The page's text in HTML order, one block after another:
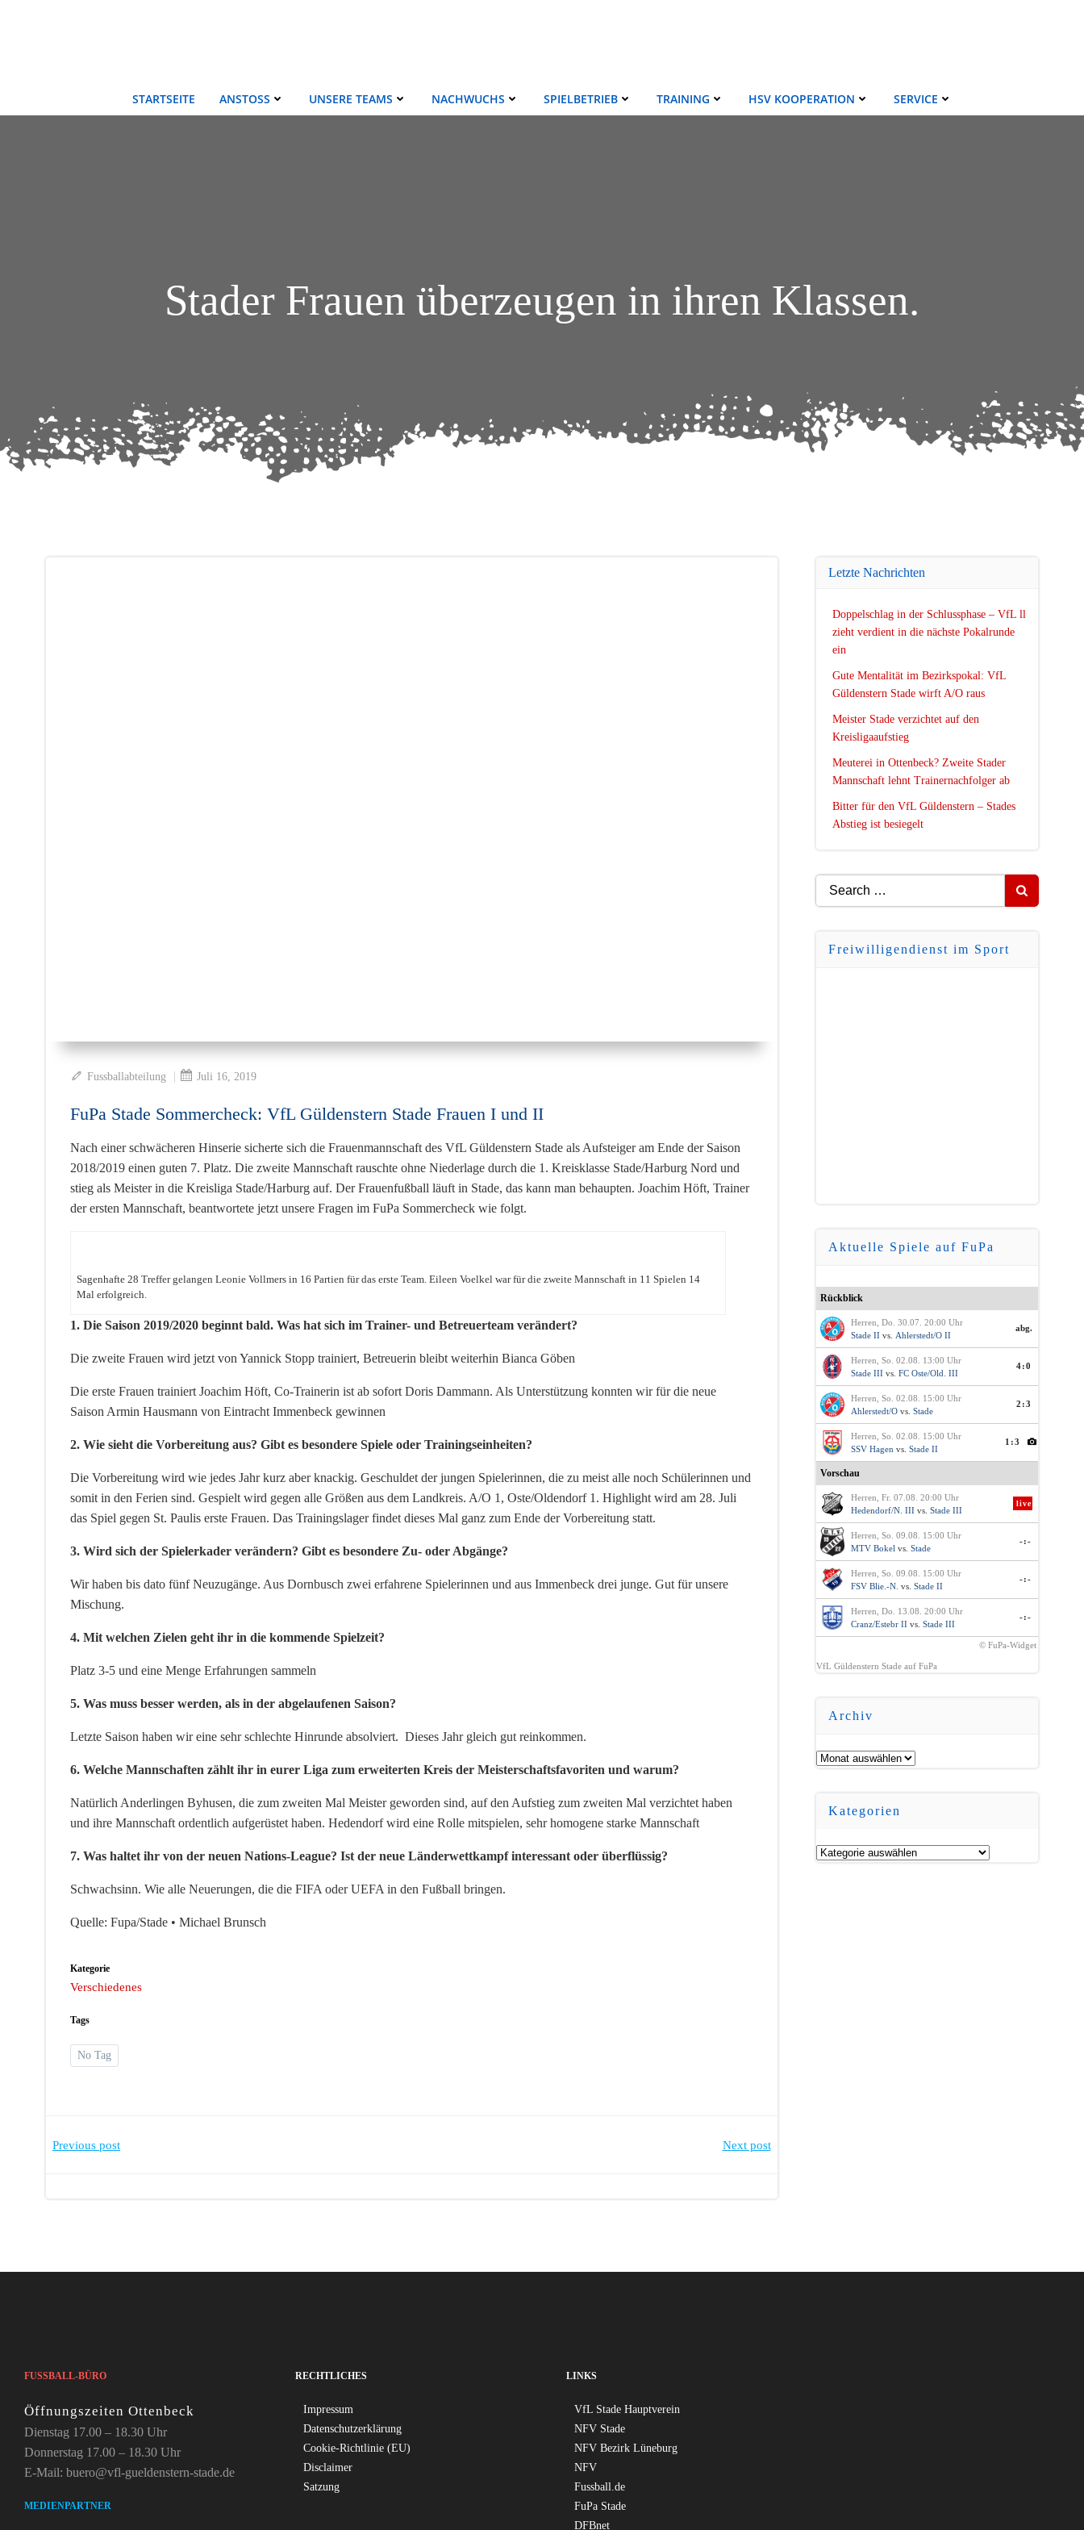
STARTSEITE ANSTOSS UNSERE TEAMS NACHWUCHS SPIELBETRIEB TRAINING HSV KOOPERATION SERVICE
Stader Frauen überzeugen in ihren Klassen.
Fussballabteilung | Juli 16, 2019
FuPa Stade Sommercheck: VfL Güldenstern Stade Frauen I und II
Nach einer schwächeren Hinserie sicherte sich die Frauenmannschaft des VfL Güldenstern Stade als Aufsteiger am Ende der Saison
2018/2019 einen guten 7. Platz. Die zweite Mannschaft rauschte ohne Niederlage durch die 1. Kreisklasse Stade/Harburg Nord und
stieg als Meister in die Kreisliga Stade/Harburg auf. Der Frauenfußball läuft in Stade, das kann man behaupten. Joachim Höft, Trainer
der ersten Mannschaft, beantwortete jetzt unsere Fragen im FuPa Sommercheck wie folgt.
Sagenhafte 28 Treffer gelangen Leonie Vollmers in 16 Partien für das erste Team. Eileen Voelkel war für die zweite Mannschaft in 11 Spielen 14
Mal erfolgreich.
1. Die Saison 2019/2020 beginnt bald. Was hat sich im Trainer- und Betreuerteam verändert?
Die zweite Frauen wird jetzt von Yannick Stopp trainiert, Betreuerin bleibt weiterhin Bianca Göben
Die erste Frauen trainiert Joachim Höft, Co-Trainerin ist ab sofort Doris Dammann. Als Unterstützung konnten wir für die neue
Saison Armin Hausmann von Eintracht Immenbeck gewinnen
2. Wie sieht die Vorbereitung aus? Gibt es besondere Spiele oder Trainingseinheiten?
Die Vorbereitung wird wie jedes Jahr kurz aber knackig. Geschuldet der jungen Spielerinnen, die zu meist alle noch Schülerinnen und
somit in den Ferien sind. Gespielt wird gegen alle Größen aus dem Landkreis. A/O 1, Oste/Oldendorf 1. Highlight wird am 28. Juli
das Spiel gegen St. Paulis erste Frauen. Das Trainingslager findet dieses Mal ganz zum Ende der Vorbereitung statt.
3. Wird sich der Spielerkader verändern? Gibt es besondere Zu- oder Abgänge?
Wir haben bis dato fünf Neuzugänge. Aus Dornbusch zwei erfahrene Spielerinnen und aus Immenbeck drei junge. Gut für unsere
Mischung.
4. Mit welchen Zielen geht ihr in die kommende Spielzeit?
Platz 3-5 und eine Menge Erfahrungen sammeln
5. Was muss besser werden, als in der abgelaufenen Saison?
Letzte Saison haben wir eine sehr schlechte Hinrunde absolviert. Dieses Jahr gleich gut reinkommen.
6. Welche Mannschaften zählt ihr in eurer Liga zum erweiterten Kreis der Meisterschaftsfavoriten und warum?
Natürlich Anderlingen Byhusen, die zum zweiten Mal Meister geworden sind, auf den Aufstieg zum zweiten Mal verzichtet haben
und ihre Mannschaft ordentlich aufgerüstet haben. Hedendorf wird eine Rolle mitspielen, sehr homogene starke Mannschaft
7. Was haltet ihr von der neuen Nations-League? Ist der neue Länderwettkampf interessant oder überflüssig?
Schwachsinn. Wie alle Neuerungen, die die FIFA oder UEFA in den Fußball bringen.
Quelle: Fupa/Stade • Michael Brunsch
Kategorie
Verschiedenes
Tags
No Tag
Post
Previous post Next post
Letzte Nachrichten
Doppelschlag in der Schlussphase – VfL ll
zieht verdient in die nächste Pokalrunde
ein
Gute Mentalität im Bezirkspokal: VfL
Güldenstern Stade wirft A/O raus
Meister Stade verzichtet auf den
Kreisligaaufstieg
Meuterei in Ottenbeck? Zweite Stader
Mannschaft lehnt Trainernachfolger ab
Bitter für den VfL Güldenstern – Stades
Abstieg ist besiegelt
Search
for:
Freiwilligendienst im Sport
Aktuelle Spiele auf FuPa
Rückblick
Herren, Do. 30.07. 20:00 Uhr
Stade II vs. Ahlerstedt/O II
abg.
Herren, So. 02.08. 13:00 Uhr
Stade III vs. FC Oste/Old. III
4:0
Herren, So. 02.08. 15:00 Uhr
Ahlerstedt/Ovs. Stade
2:3
Herren, So. 02.08. 15:00 Uhr
SSV Hagen vs. Stade II
1:3
Vorschau
Herren, Fr. 07.08. 20:00 Uhr
Hedendorf/N. III vs. Stade III
live
Herren, So. 09.08. 15:00 Uhr
MTV Bokel vs. Stade
-:-
Herren, So. 09.08. 15:00 Uhr
FSV Blie.-N. vs. Stade II
-:-
Herren, Do. 13.08. 20:00 Uhr
Cranz/Estebr II vs. Stade III
-:-
© FuPa-Widget
VfL Güldenstern Stade auf FuPa
Archiv
Archiv
Kategorien
Kategorien
FUSSBALL-BÜRO
Öffnungszeiten Ottenbeck
Dienstag 17.00 – 18.30 Uhr
Donnerstag 17.00 – 18.30 Uhr
E-Mail: buero@vfl-gueldenstern-stade.de
MEDIENPARTNER
RECHTLICHES
Impressum
Datenschutzerklärung
Cookie-Richtlinie (EU)
Disclaimer
Satzung
LINKS
VfL Stade Hauptverein
NFV Stade
NFV Bezirk Lüneburg
NFV
Fussball.de
FuPa Stade
DFBnet